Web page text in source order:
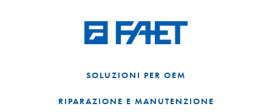
SOLUZIONI PER OEM
RIPARAZIONE E MANUTENZIONE